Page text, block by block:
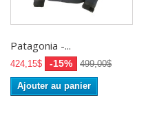
Patagonia -...
424,15$ -15% 499,00$
Ajouter au panier